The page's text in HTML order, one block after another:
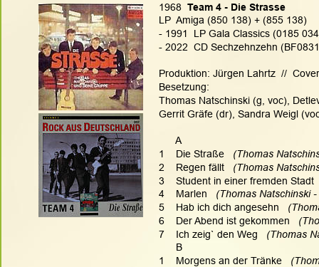
1968 Team 4 - Die Strasse
LP  Amiga (850 138) + (855 138)
- 1991  LP Gala Classics (0185
- 2022  CD Sechzehnzehn
Produktion: Jürgen Lahrtz  //
Besetzung:
Thomas Natschinski (g, voc),
Gerrit Gräfe (dr), Sandra Weigl
      A
1    Die Straße
(Thomas
2    Regen fällt
(Thomas
3    Student in einer fremden
4    Marlen
(Thomas Natschinski
5    Hab ich dich angesehn
6    Der Abend ist gekommen
7    Ich zeig` den Weg (Thomas
      B
1    Morgens an der Tränke